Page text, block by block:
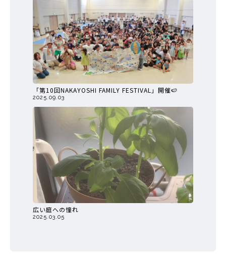
「第10回NAKAYOSHI FAMILY FESTIVAL」開催🍉
2025.09.03
広い庭への憧れ
2025.03.05